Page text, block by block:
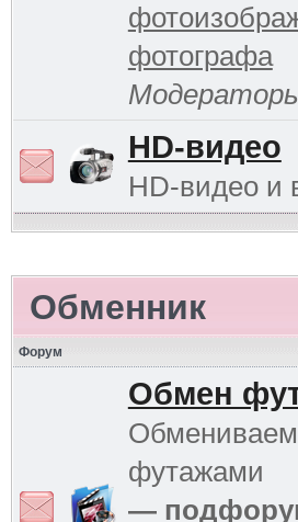
фотографа
HD-видео
HD-видео и
Обменник
Форум
Обмен
футажами
—